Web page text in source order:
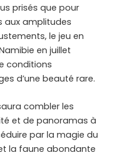
prisés que pour
aux amplitudes
le jeu en
en juillet
conditions
d’une beauté rare.
combler les
et de panoramas à
par la magie du
la faune abondante